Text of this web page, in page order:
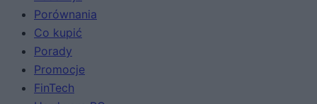
Porównania
Co kupić
Porady
Promocje
FinTech